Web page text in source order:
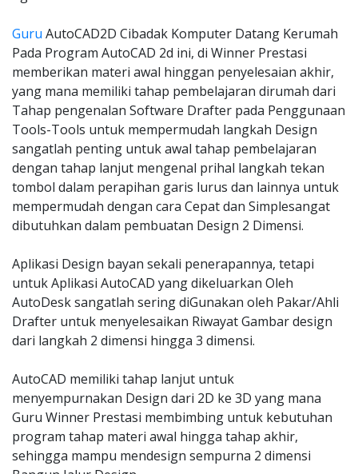
Guru AutoCAD2D Cibadak Komputer Datang Kerumah
Pada Program AutoCAD 2d ini, di Winner Prestasi
memberikan materi awal hinggan penyelesaian akhir,
yang mana memiliki tahap pembelajaran dirumah dari
Tahap pengenalan Software Drafter pada Penggunaan
Tools-Tools untuk mempermudah langkah Design
sangatlah penting untuk awal tahap pembelajaran
dengan tahap lanjut mengenal prihal langkah tekan
tombol dalam perapihan garis lurus dan lainnya untuk
mempermudah dengan cara Cepat dan Simplesangat
dibutuhkan dalam pembuatan Design 2 Dimensi.
Aplikasi Design bayan sekali penerapannya, tetapi
untuk Aplikasi AutoCAD yang dikeluarkan Oleh
AutoDesk sangatlah sering diGunakan oleh Pakar/Ahli
Drafter untuk menyelesaikan Riwayat Gambar design
dari langkah 2 dimensi hingga 3 dimensi.
AutoCAD memiliki tahap lanjut untuk
menyempurnakan Design dari 2D ke 3D yang mana
Guru Winner Prestasi membimbing untuk kebutuhan
program tahap materi awal hingga tahap akhir,
sehingga mampu mendesign sempurna 2 dimensi